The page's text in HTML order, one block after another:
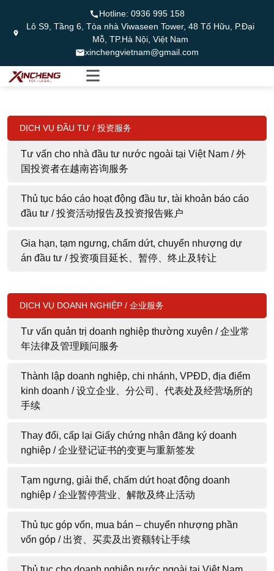
Hotline: 0936 995 158
Lô S9, Tầng 6, Tòa nhà Viwaseen Tower, 48 Tố Hữu, P.Đại
Mỗ, TP.Hà Nội, Việt Nam
xinchengvietnam@gmail.com
DỊCH VỤ ĐẦU TƯ / 投资服务
Tư vấn cho nhà đầu tư nước ngoài tại Việt Nam / 外
国投资者在越南咨询服务
Thủ tục báo cáo hoạt động đầu tư, tài khoản báo cáo
đầu tư / 投资活动报告及投资报告账户
Gia hạn, tạm ngưng, chấm dứt, chuyển nhượng dự
án đầu tư / 投资项目延长、暂停、终止及转让
DỊCH VỤ DOANH NGHIỆP / 企业服务
Tư vấn quản trị doanh nghiệp thường xuyên / 企业常
年法律及管理顾问服务
Thành lập doanh nghiệp, chi nhánh, VPĐD, địa điểm
kinh doanh / 设立企业、分公司、代表处及经营场所的
手续
Thay đổi, cấp lại Giấy chứng nhận đăng ký doanh
nghiệp / 企业登记证书的变更与重新签发
Tạm ngưng, giải thể, chấm dứt hoạt động doanh
nghiệp / 企业暂停营业、解散及终止活动
Thủ tục góp vốn, mua bán – chuyển nhượng phần
vốn góp / 出资、买卖及出资额转让手续